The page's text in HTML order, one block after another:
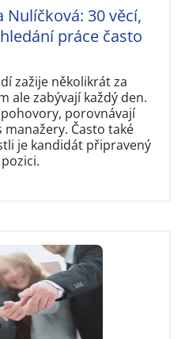
Nulíčková: 30 věcí,
práce často
zažije několikrát za
ale zabývají každý den.
porovnávají
Často také
je kandidát připravený